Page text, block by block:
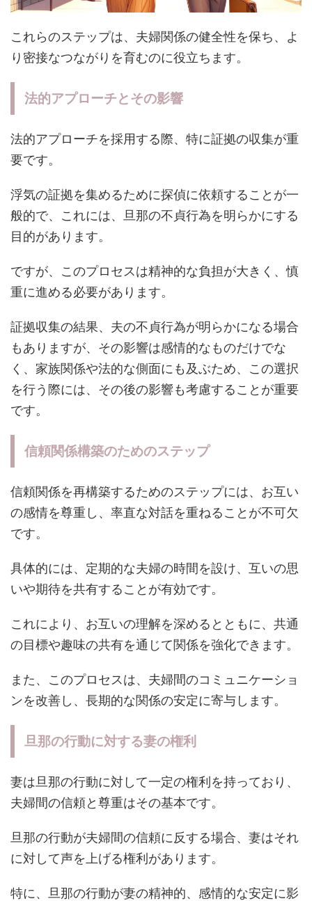
これらのステップは、夫婦関係の健全性を保ち、よ
り密接なつながりを育むのに役立ちます。
法的アプローチとその影響
法的アプローチを採用する際、特に証拠の収集が重
要です。
浮気の証拠を集めるために探偵に依頼することが一
般的で、これには、旦那の不貞行為を明らかにする
目的があります。
ですが、このプロセスは精神的な負担が大きく、慎
重に進める必要があります。
証拠収集の結果、夫の不貞行為が明らかになる場合
もありますが、その影響は感情的なものだけでな
く、家族関係や法的な側面にも及ぶため、この選択
を行う際には、その後の影響も考慮することが重要
です。
信頼関係構築のためのステップ
信頼関係を再構築するためのステップには、お互い
の感情を尊重し、率直な対話を重ねることが不可欠
です。
具体的には、定期的な夫婦の時間を設け、互いの思
いや期待を共有することが有効です。
これにより、お互いの理解を深めるとともに、共通
の目標や趣味の共有を通じて関係を強化できます。
また、このプロセスは、夫婦間のコミュニケーショ
ンを改善し、長期的な関係の安定に寄与します。
旦那の行動に対する妻の権利
妻は旦那の行動に対して一定の権利を持っており、
夫婦間の信頼と尊重はその基本です。
旦那の行動が夫婦間の信頼に反する場合、妻はそれ
に対して声を上げる権利があります。
特に、旦那の行動が妻の精神的、感情的な安定に影